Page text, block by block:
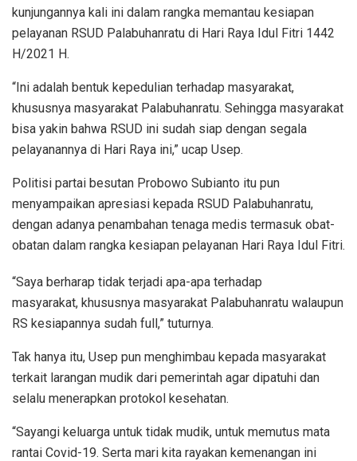
kunjungannya kali ini dalam rangka memantau kesiapan
pelayanan RSUD Palabuhanratu di Hari Raya Idul Fitri 1442
H/2021 H.
“Ini adalah bentuk kepedulian terhadap masyarakat,
khususnya masyarakat Palabuhanratu. Sehingga masyarakat
bisa yakin bahwa RSUD ini sudah siap dengan segala
pelayanannya di Hari Raya ini,” ucap Usep.
Politisi partai besutan Probowo Subianto itu pun
menyampaikan apresiasi kepada RSUD Palabuhanratu,
dengan adanya penambahan tenaga medis termasuk obat-
obatan dalam rangka kesiapan pelayanan Hari Raya Idul Fitri.
“Saya berharap tidak terjadi apa-apa terhadap
masyarakat, khususnya masyarakat Palabuhanratu walaupun
RS kesiapannya sudah full,” tuturnya.
Tak hanya itu, Usep pun menghimbau kepada masyarakat
terkait larangan mudik dari pemerintah agar dipatuhi dan
selalu menerapkan protokol kesehatan.
“Sayangi keluarga untuk tidak mudik, untuk memutus mata
rantai Covid-19. Serta mari kita rayakan kemenangan ini